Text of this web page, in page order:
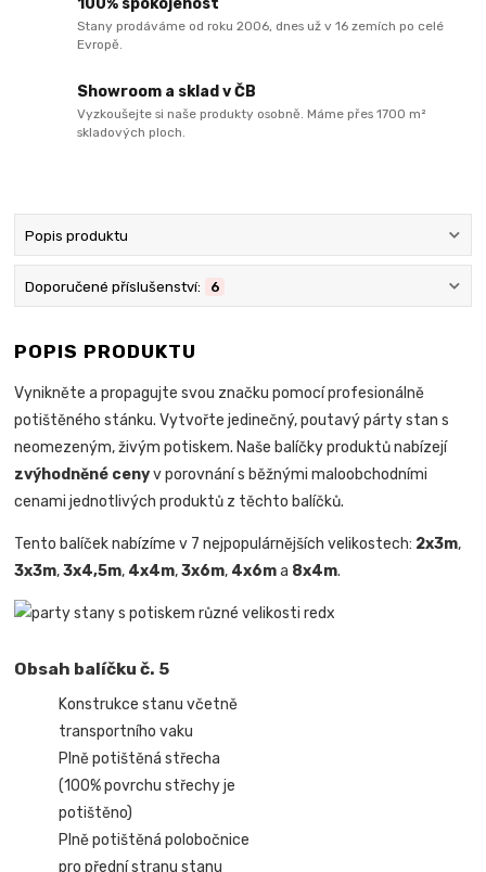
Stany prodáváme od roku 2006, dnes už v 16 zemích po celé
Evropě.
Showroom a sklad v ČB
Vyzkoušejte si naše produkty osobně. Máme přes 1700 m²
skladových ploch.
Popis produktu
Doporučené příslušenství: 6
POPIS PRODUKTU
Vynikněte a propagujte svou značku pomocí profesionálně
potištěného stánku. Vytvořte jedinečný, poutavý párty stan s
neomezeným, živým potiskem. Naše balíčky produktů nabízejí
zvýhodněné cenyv porovnání s běžnými maloobchodními
cenami jednotlivých produktů z těchto balíčků.
Tento balíček nabízíme v 7 nejpopulárnějších velikostech: 2x3m,
3x3m,3x4,5m, 4x4m,3x6m, 4x6ma 8x4m.
Obsah balíčku č. 5
Konstrukce stanu včetně
transportního vaku
Plně potištěná střecha
(100% povrchu střechy je
potištěno)
Plně potištěná polobočnice
pro přední stranu stanu